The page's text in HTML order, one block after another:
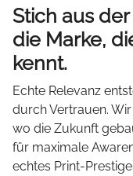
Stich aus
die Marke,
kennt.
Echte Relevanz
durch Vertrauen.
wo die Zukunft
für maximale
echtes Print-